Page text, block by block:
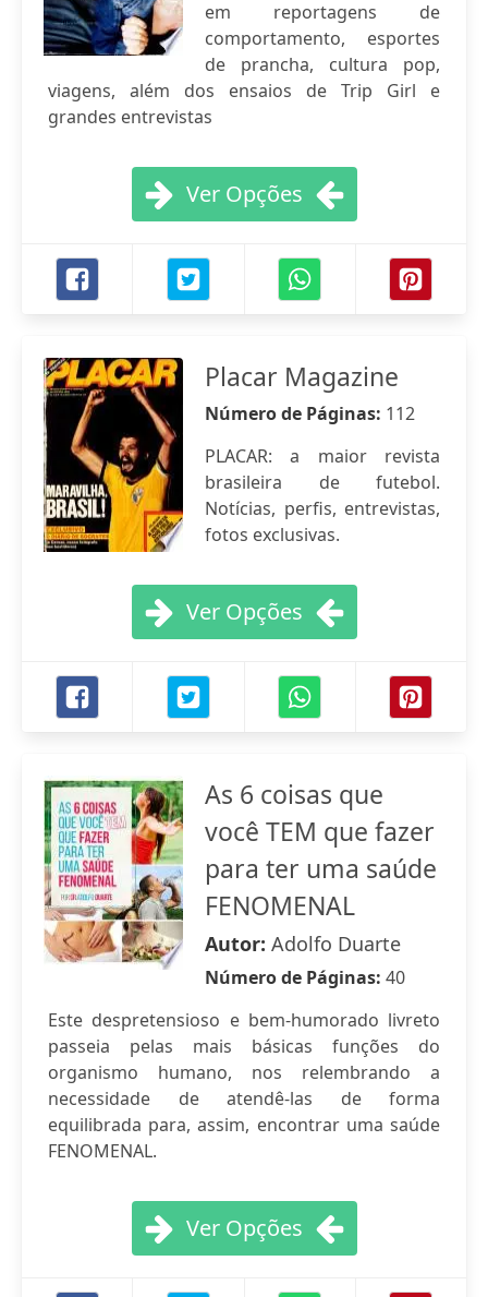
em reportagens de
comportamento, esportes
de prancha, cultura pop,
viagens, além dos ensaios de Trip Girl e
grandes entrevistas
Ver Opções
Placar Magazine
Número de Páginas: 112
PLACAR: a maior revista
brasileira de futebol.
Notícias, perfis, entrevistas,
fotos exclusivas.
Ver Opções
As 6 coisas que
você TEM que fazer
para ter uma saúde
FENOMENAL
Autor: Adolfo Duarte
Número de Páginas: 40
Este despretensioso e bem-humorado livreto
passeia pelas mais básicas funções do
organismo humano, nos relembrando a
necessidade de atendê-las de forma
equilibrada para, assim, encontrar uma saúde
FENOMENAL.
Ver Opções